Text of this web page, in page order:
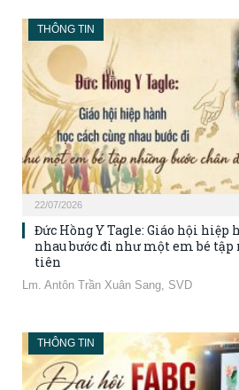
THÔNG TIN
22/07/2026
Đức Hồng Y Tagle: Giáo hội hiệp
nhau bước đi như một em bé tập
tiên
Lm. Antôn Trần Xuân Sang, SVD
THÔNG TIN